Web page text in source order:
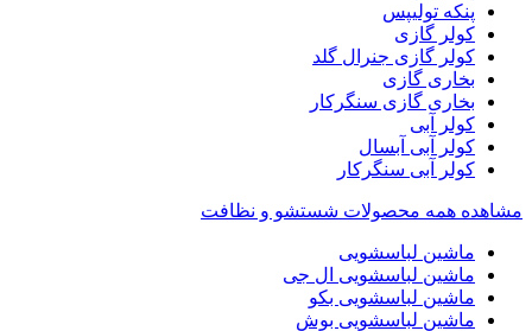
پنکه تولیپس
کولر گازی
کولر گازی جنرال گلد
بخاری گازی
بخاری گازی سنگرکار
کولر آبی
کولر آبی آبسال
کولر آبی سنگرکار
مشاهده همه محصولات شستشو و نظافت
ماشین لباسشویی
ماشین لباسشویی ال جی
ماشین لباسشویی بکو
ماشین لباسشویی بوش